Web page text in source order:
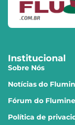
Institucional
Sobre Nós
Notícias do
Fórum do
Política de